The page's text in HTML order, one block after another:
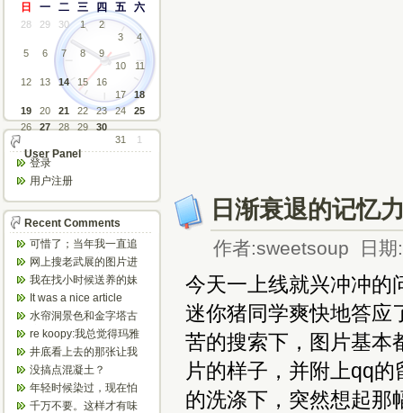
日渐衰退的记忆
作者:sweetsoup 日期
今天一上线就兴冲冲的
迷你猪同学爽快地答应
苦的搜索下，图片基本
片的样子，并附上qq
的洗涤下，突然想起那
日
一 二 三 四 五 六
28 29 30 1
2
3
4
5
6 7 8
9
10
11
12
13 14 15
16
17
18
19
20 21 22 23 24
25
26
27 28 29
30
31
1
User Panel
登录
用户注册
Recent Comments
可惜了；当年我一直追
着这个，看博主夫妇一
步步在多伦...
网上搜老武展的图片进
来了，一晃是你十年前
的帖子，时...
我在找小时候送养的妹
妹，有人QQ找我说找到
了匹配的...
It was a nice article
and...
水帘洞景色和金字塔古
迹都不错。
re koopy:我总觉得玛雅
人见过外星人。不然哪...
井底看上去的那张让我
想起了蝙蝠侠。。下棋
那张会不会...
没搞点混凝土？
年轻时候染过，现在怕
伤头发不敢染了。不过
千万不要。这样才有味